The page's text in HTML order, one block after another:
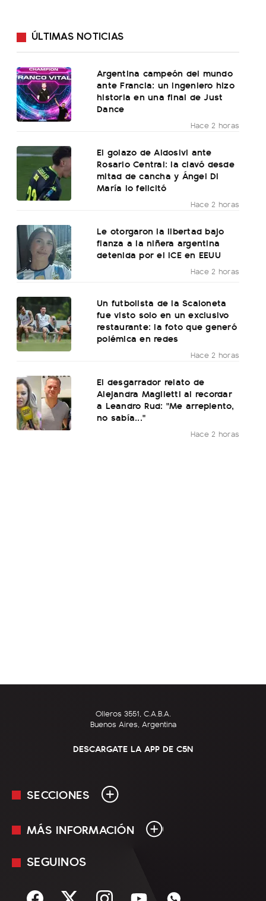
ÚLTIMAS NOTICIAS
Argentina campeón del mundo
ante Francia: un ingeniero hizo
historia en una final de Just
Dance
Hace 2 horas
El golazo de Aldosivi ante
Rosario Central: la clavó desde
mitad de cancha y Ángel Di
María lo felicitó
Hace 2 horas
Le otorgaron la libertad bajo
fianza a la niñera argentina
detenida por el ICE en EEUU
Hace 2 horas
Un futbolista de la Scaloneta
fue visto solo en un exclusivo
restaurante: la foto que generó
polémica en redes
Hace 2 horas
El desgarrador relato de
Alejandra Maglietti al recordar
a Leandro Rud: "Me arrepiento,
no sabía..."
Hace 2 horas
Olleros 3551, C.A.B.A.
Buenos Aires, Argentina
DESCARGATE LA APP DE C5N
SECCIONES
En Vivo
Sociedad
MÁS INFORMACIÓN
Mediakit
Términos y condiciones
SEGUINOS